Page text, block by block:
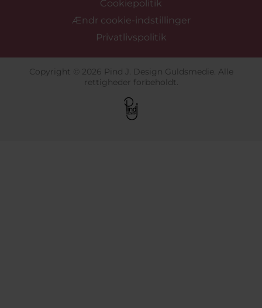
Cookiepolitik
Ændr cookie-indstillinger
Privatlivspolitik
Copyright © 2026 Pind J. Design Guldsmedie. Alle
rettigheder forbeholdt.